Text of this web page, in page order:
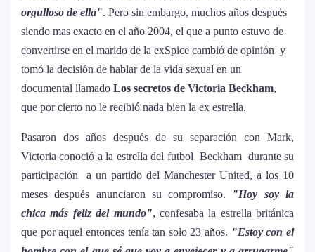
orgulloso de ella". Pero sin embargo, muchos años después
siendo mas exacto en el año 2004, el que a punto estuvo de
convertirse en el marido de la exSpice cambió de opinión y
tomó la decisión de hablar de la vida sexual en un
documental llamado Los secretos de Victoria Beckham,
que por cierto no le recibió nada bien la ex estrella.
Pasaron dos años después de su separación con Mark,
Victoria conoció a la estrella del futbol Beckham durante su
participación a un partido del Manchester United, a los 10
meses después anunciaron su compromiso. "Hoy soy la
chica más feliz del mundo", confesaba la estrella británica
que por aquel entonces tenía tan solo 23 años. "Estoy con el